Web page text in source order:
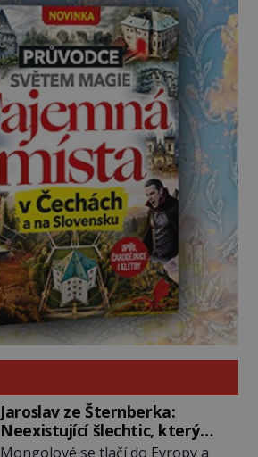
Jaroslav ze Šternberka:
Neexistující šlechtic, který
z Moravy vyžene Mongoly
Mongolové se tlačí do Evropy a